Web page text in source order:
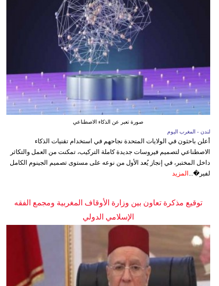
صورة تعبر عن الذكاء الاصطناعي
لندن - المغرب اليوم
أعلن باحثون في الولايات المتحدة نجاحهم في استخدام تقنيات الذكاء
الاصطناعي لتصميم فيروسات جديدة كاملة التركيب، تمكنت من العمل والتكاثر
داخل المختبر، في إنجاز يُعد الأول من نوعه على مستوى تصميم الجينوم الكامل
لفير�...
المزيد
توقيع مذكرة تعاون بين وزارة الأوقاف المغربية ومجمع الفقه
الإسلامي الدولي